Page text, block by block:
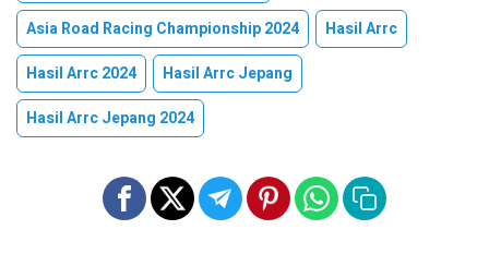
Asia Road Racing Championship 2024
Hasil Arrc
Hasil Arrc 2024
Hasil Arrc Jepang
Hasil Arrc Jepang 2024